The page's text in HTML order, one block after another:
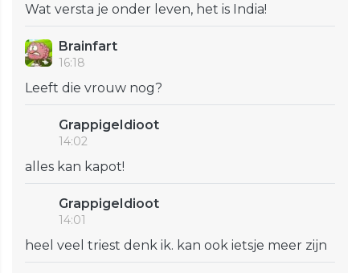
Wat versta je onder leven, het is India!
Brainfart
16:18
Leeft die vrouw nog?
GrappigeIdioot
14:02
alles kan kapot!
GrappigeIdioot
14:01
heel veel triest denk ik. kan ook ietsje meer zijn